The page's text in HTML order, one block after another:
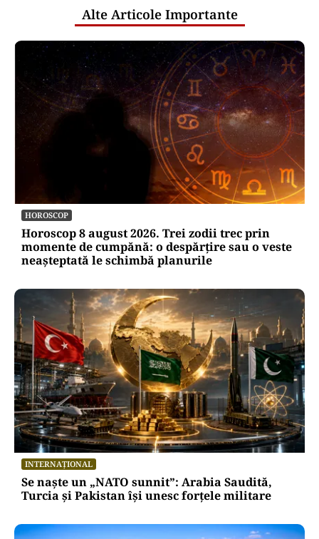
Alte Articole Importante
HOROSCOP
Horoscop 8 august 2026. Trei zodii trec prin
momente de cumpănă: o despărțire sau o veste
neașteptată le schimbă planurile
INTERNAȚIONAL
Se naște un „NATO sunnit”: Arabia Saudită,
Turcia și Pakistan își unesc forțele militare